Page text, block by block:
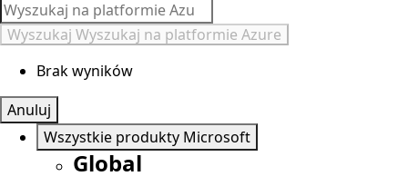
Wyszukaj Wyszukaj na platformie Azure
Brak wyników
Anuluj
Wszystkie produkty Microsoft
Global